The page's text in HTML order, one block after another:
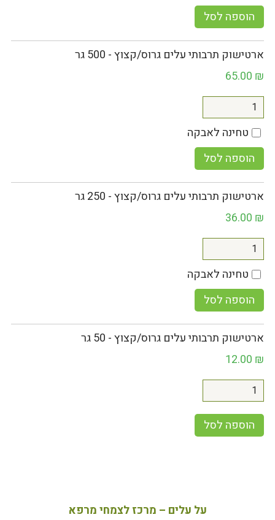
הוספה לסל
ארטישוק תרבותי עלים גרוס/קצוץ - 500 גר
65.00 ₪
טחינה לאבקה
הוספה לסל
ארטישוק תרבותי עלים גרוס/קצוץ - 250 גר
36.00 ₪
טחינה לאבקה
הוספה לסל
ארטישוק תרבותי עלים גרוס/קצוץ - 50 גר
12.00 ₪
הוספה לסל
על עלים – מרכז לצמחי מרפא